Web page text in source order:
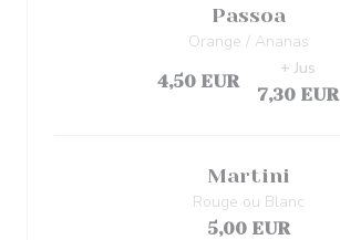
Passoa
Orange / Ananas
4,50 EUR
7,30 EUR
+ Jus
Martini
Rouge ou Blanc
5,00 EUR